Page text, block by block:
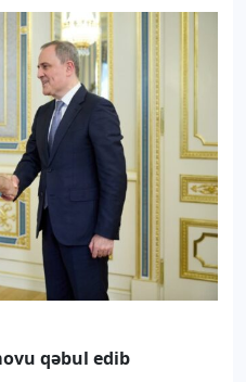
qəbul edib